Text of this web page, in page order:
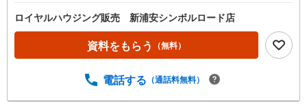
ロイヤルハウジング販売 新浦安シンボルロード店
資料をもらう （無料）
電話する （通話料無料）